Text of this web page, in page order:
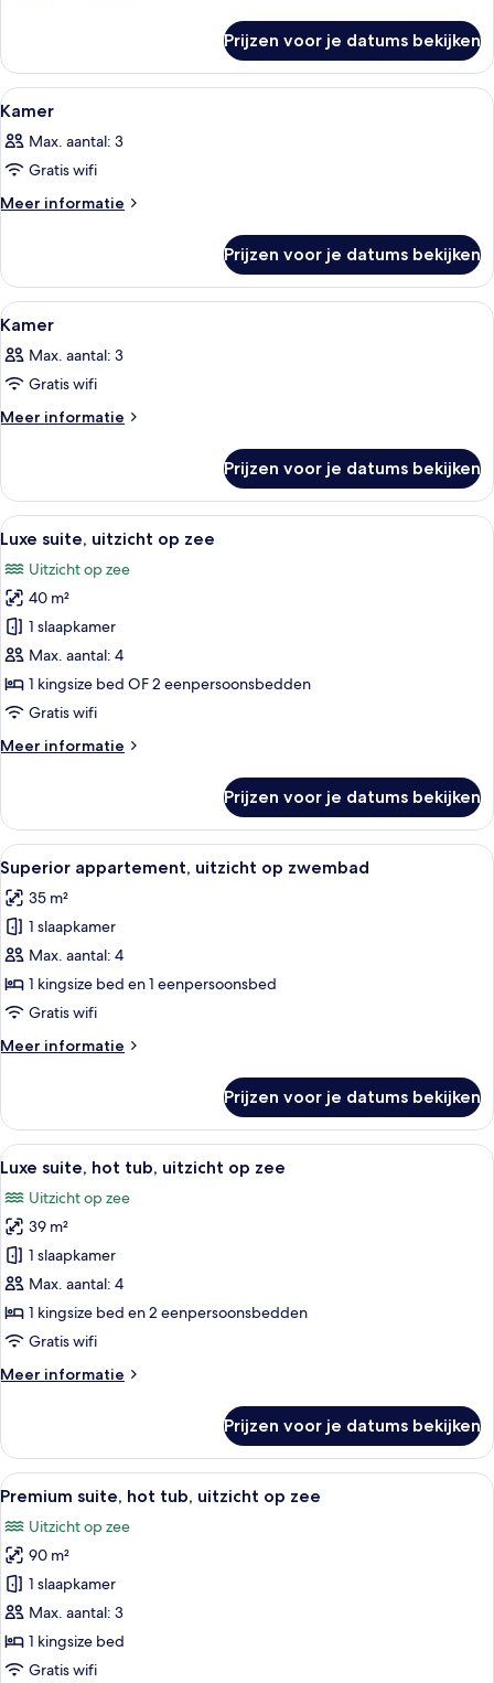
Prijzen voor je datums bekijken
Alle
foto's
voor
Kamer
laden
Een hotelkamer met een bed, een
3
Kamer
Max. aantal: 3
Gratis wifi
Meer informatie
Meer
Prijzen voor je datums bekijken
Alle
foto's
voor
Kamer
laden
Een hotelkamer met een houten
7
Kamer
Max. aantal: 3
Gratis wifi
Meer informatie
Meer
Prijzen voor je datums bekijken
Alle
foto's
voor
Luxe
suite,
uitzicht
op
zee
Een slaapkamer met een bed,
13
Luxe suite, uitzicht op zee
Uitzicht op zee
40 m²
1 slaapkamer
Max. aantal: 4
1 kingsize bed OF 2 eenpersoonsbedden
Gratis wifi
Meer informatie
Meer
suite,
uitzicht
op
zee
Prijzen voor je datums bekijken
Alle
foto's
voor
Superior
appartement,
uitzicht
op
laden
Een slaapkamer met een groot
5
Superior appartement, uitzicht op zwembad
35 m²
1 slaapkamer
Max. aantal: 4
1 kingsize bed en 1 eenpersoonsbed
Gratis wifi
Meer informatie
Meer
appartement,
uitzicht
op
Prijzen voor je datums bekijken
Alle
foto's
voor
Luxe
suite,
hot
tub,
uitzicht
zee
Een slaapkamer met een bed,
10
Luxe suite, hot tub, uitzicht op zee
Uitzicht op zee
39 m²
1 slaapkamer
Max. aantal: 4
1 kingsize bed en 2 eenpersoonsbedden
Gratis wifi
Meer informatie
Meer
suite,
hot
tub,
op
zee
Prijzen voor je datums bekijken
Alle
foto's
voor
Premium
suite,
hot
tub,
uitzicht
Een kamer met een bed, een
10
Premium suite, hot tub, uitzicht op zee
Uitzicht op zee
90 m²
1 slaapkamer
Max. aantal: 3
1 kingsize bed
Gratis wifi